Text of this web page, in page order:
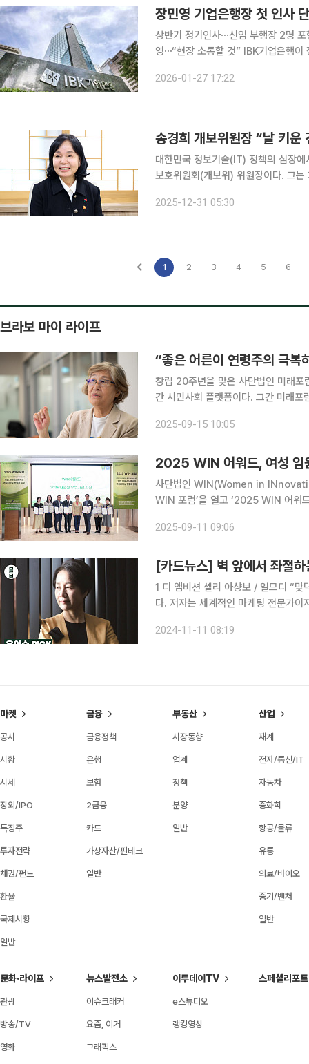
장민영 기업은행장 첫 인사
상반기 정기인사⋯신임 부행장 2명
영⋯“현장 소통할 것” IBK기업은행이 장민영 은행장 취임 이후 첫 정기인사를 실시했다. IBK기업은
27일 밝혔다. 이번 인사는 생산
2026-01-27 17:22
대한민국 정보기술(IT) 정책의 심장에
보호위원회(개보위) 위원장이다. 그
2025-12-31 05:30
1 2 3 4 5 6
브라보 마이 라이프
“좋은 어른이 연령주의 극복
창립 20주년을 맞은 사단법인 미래포
간 시민사회 플랫폼이다. 그간 미래
수동적 수혜자가 아닌 체인지메이커
2025-09-15 10:05
2025 WIN 어워드, 여성 임
사단법인 WIN(Women in
WIN 포럼’을 열고 ‘2025 WIN 어워
2025-09-11 09:06
[카드뉴스] 벽 앞에서 좌절
1 디 앰비션 셸리 아샹보 / 일므디 “맞
다. 저자는 세계적인 마케팅 전문가
고 팀과 조직을 꾸리는 데 놀라운
2024-11-11 08:19
마켓
공시
시황
시세
장외/IPO
특징주
투자전략
채권/펀드
환율
국제시황
일반
금융
금융정책
은행
보험
2금융
카드
가상자산/핀테크
일반
부동산
시장동향
업계
정책
분양
일반
산업
재계
전자/통신/IT
자동차
중화학
항공/물류
유통
의료/바이오
중기/벤처
일반
문화·라이프
관광
방송/TV
영화
뉴스발전소
이슈크래커
요즘, 이거
그래픽스
이투데이TV
e스튜디오
랭킹영상
스페셜리포트